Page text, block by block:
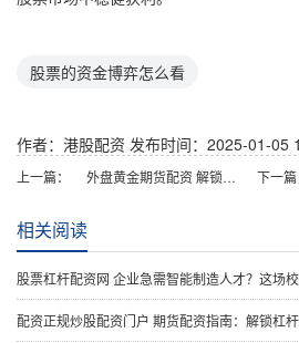
股票的资金博弈怎么看
作者：港股配资 发布时间：2025-01-05
上一篇： 外盘黄金期货配资 解锁股票配资策略，开启财富新篇章 下一篇
相关阅读
股票杠杆配资网 企业急需智能制造人才？这场
配资正规炒股配资门户 期货配资指南：解锁杠